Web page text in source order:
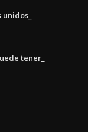
tener_